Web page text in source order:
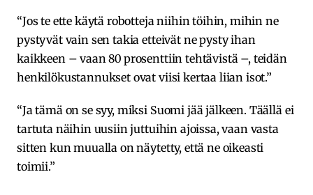
“Jos te ette käytä robotteja niihin töihin, mihin ne
pystyvät vain sen takia etteivät ne pysty ihan
kaikkeen – vaan 80 prosenttiin tehtävistä –, teidän
henkilökustannukset ovat viisi kertaa liian isot.”
“Ja tämä on se syy, miksi Suomi jää jälkeen. Täällä ei
tartuta näihin uusiin juttuihin ajoissa, vaan vasta
sitten kun muualla on näytetty, että ne oikeasti
toimii.”